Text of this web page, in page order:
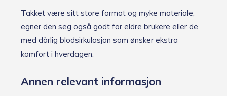
Takket være sitt store format og myke materiale,
egner den seg også godt for eldre brukere eller de
med dårlig blodsirkulasjon som ønsker ekstra
komfort i hverdagen.
Annen relevant informasjon